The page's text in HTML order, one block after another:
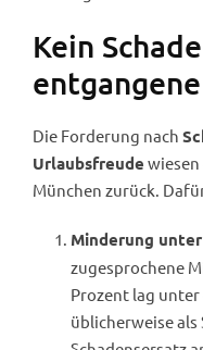
Kein
Die Forderung nach
Urlaubsfreude
München zurück.
Minderung
zugesprochene
Prozent lag
üblicherweise